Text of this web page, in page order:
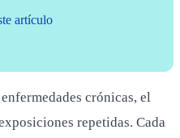
artículo
crónicas, el
repetidas. Cada